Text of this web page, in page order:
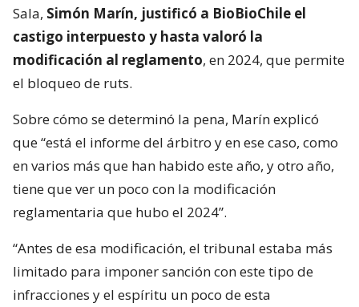
Sala, Simón Marín, justificó a BioBioChile el
castigo interpuesto y hasta valoró la
modificación al reglamento, en 2024, que permite
el bloqueo de ruts.
Sobre cómo se determinó la pena, Marín explicó
que “está el informe del árbitro y en ese caso, como
en varios más que han habido este año, y otro año,
tiene que ver un poco con la modificación
reglamentaria que hubo el 2024”.
“Antes de esa modificación, el tribunal estaba más
limitado para imponer sanción con este tipo de
infracciones y el espíritu un poco de esta